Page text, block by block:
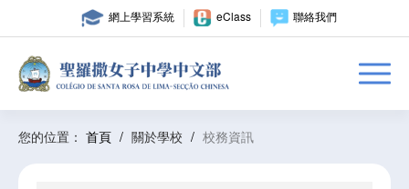
網上學習系統 eClass 聯絡我們
您的位置： 首頁 / 關於學校 / 校務資訊